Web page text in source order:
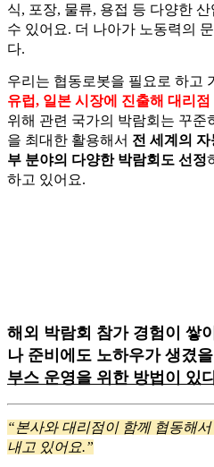
식, 포장, 물류, 용접 등 다양한
수 있어요. 더 나아가 노동력의
다.
우리는 협동로봇을 필요로 하고
유럽, 일본 시장에 진출해 대리
위해 관련 국가의 박람회는 꾸준
을 최대한 활용해서 전 세계의
부 분야의 다양한 박람회도 선정
하고 있어요.
해외 박람회 참가 경험이 쌓
나 준비에도 노하우가 생겼
부스 운영을 위한 방법이 있
“본사와 대리점이 함께 협동해
내고 있어요.”